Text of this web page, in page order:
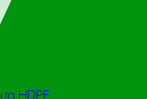
HDPE